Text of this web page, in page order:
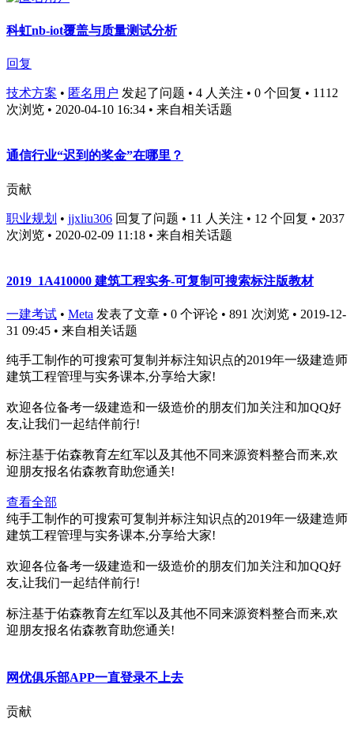
科虹nb-iot覆盖与质量测试分析
回复
技术方案 • 匿名用户 发起了问题 • 4 人关注 • 0 个回复 • 1112
次浏览 • 2020-04-10 16:34 • 来自相关话题
通信行业“迟到的奖金”在哪里？
贡献
职业规划 • jjxliu306 回复了问题 • 11 人关注 • 12 个回复 • 2037
次浏览 • 2020-02-09 11:18 • 来自相关话题
2019_1A410000 建筑工程实务-可复制可搜索标注版教材
一建考试 • Meta 发表了文章 • 0 个评论 • 891 次浏览 • 2019-12-
31 09:45 • 来自相关话题
纯手工制作的可搜索可复制并标注知识点的2019年一级建造师
建筑工程管理与实务课本,分享给大家!
欢迎各位备考一级建造和一级造价的朋友们加关注和加QQ好
友,让我们一起结伴前行!
标注基于佑森教育左红军以及其他不同来源资料整合而来,欢
迎朋友报名佑森教育助您通关!
查看全部
纯手工制作的可搜索可复制并标注知识点的2019年一级建造师
建筑工程管理与实务课本,分享给大家!
欢迎各位备考一级建造和一级造价的朋友们加关注和加QQ好
友,让我们一起结伴前行!
标注基于佑森教育左红军以及其他不同来源资料整合而来,欢
迎朋友报名佑森教育助您通关!
网优俱乐部APP一直登录不上去
贡献